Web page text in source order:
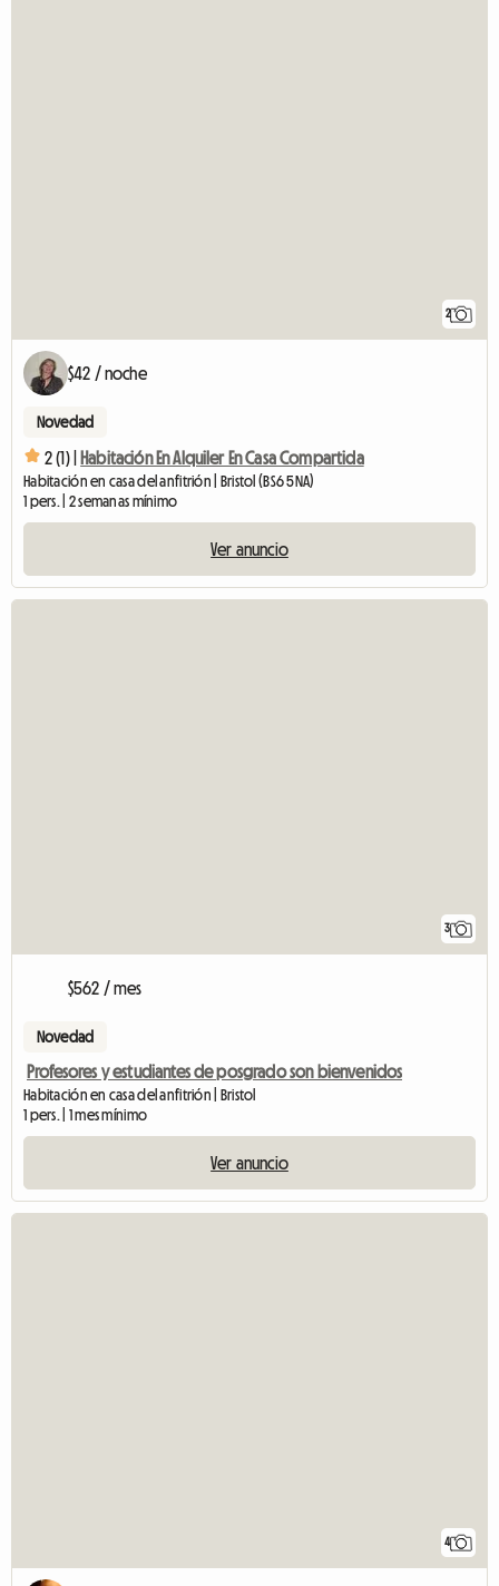
2
$42 / noche
Novedad
2 (1) | Habitación En Alquiler En Casa Compartida
Habitación en casa del anfitrión | Bristol (BS6 5NA)
1 pers. | 2 semanas mínimo
Ver anuncio
3
$562 / mes
Novedad
Profesores y estudiantes de posgrado son bienvenidos
Habitación en casa del anfitrión | Bristol
1 pers. | 1 mes mínimo
Ver anuncio
4